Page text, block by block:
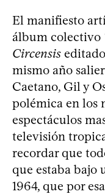
El manifiesto
álbum colectivo
Circensis
mismo año
Caetano, Gil y
polémica en los
espectáculos
televisión
recordar que
que estaba bajo
1964, que por